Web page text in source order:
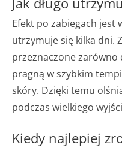
Efekt po zabiegach jest
utrzymuje się kilka dni.
przeznaczone zarówno
pragną w szybkim
skóry. Dzięki temu
podczas wielkiego
Kiedy najlepiej